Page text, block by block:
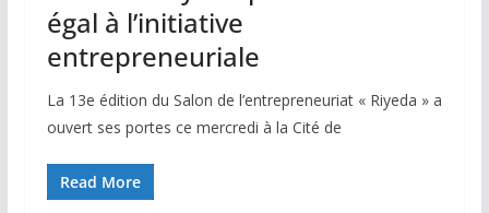
égal à l’initiative
entrepreneuriale
La 13e édition du Salon de l’entrepreneuriat « Riyeda » a
ouvert ses portes ce mercredi à la Cité de
Read More